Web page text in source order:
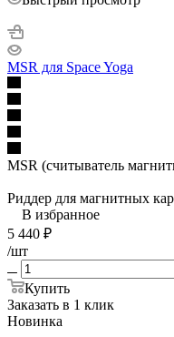
MSR для Space Yoga
MSR (считыватель
Риддер для магнитных
В избранное
5 440 ₽
/шт
Купить
Заказать в 1 клик
Новинка